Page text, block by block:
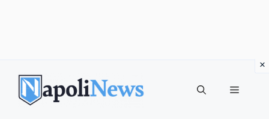
contenuto
MENU